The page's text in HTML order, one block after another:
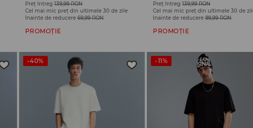
Preț întreg 139,99 RON
Cel mai mic preț din ultimele 30 de zile
înainte de reducere 69,99 RON
PROMOȚIE
Preț întreg 139,99 RON
Cel mai mic preț din ultimele 30 de
înainte de reducere 89,99 RON
PROMOȚIE
-40% -11%